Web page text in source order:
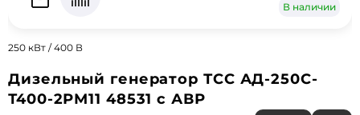
В наличии
250 кВт / 400 В
Дизельный генератор ТСС АД-250С-
Т400-2РМ11 48531 с АВР